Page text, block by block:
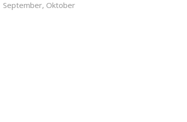
September, Oktober